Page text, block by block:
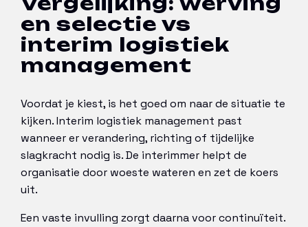
en selectie vs
interim logistiek
management
Voordat je kiest, is het goed om naar de situatie te
kijken. Interim logistiek management past
wanneer er verandering, richting of tijdelijke
slagkracht nodig is. De interimmer helpt de
organisatie door woeste wateren en zet de koers
uit.
Een vaste invulling zorgt daarna voor continuïteit.